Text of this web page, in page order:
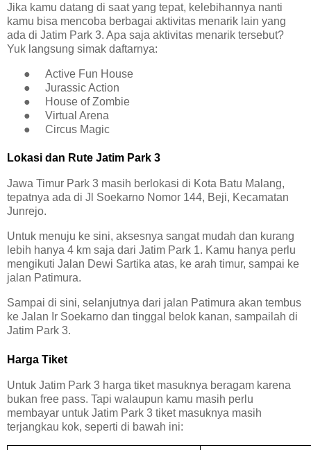
Jika kamu datang di saat yang tepat, kelebihannya nanti
kamu bisa mencoba berbagai aktivitas menarik lain yang
ada di Jatim Park 3. Apa saja aktivitas menarik tersebut?
Yuk langsung simak daftarnya:
●
Active Fun House
●
Jurassic Action
●
House of Zombie
●
Virtual Arena
●
Circus Magic
Lokasi dan Rute Jatim Park 3
Jawa Timur Park 3 masih berlokasi di Kota Batu Malang,
tepatnya ada di Jl Soekarno Nomor 144, Beji, Kecamatan
Junrejo.
Untuk menuju ke sini, aksesnya sangat mudah dan kurang
lebih hanya 4 km saja dari Jatim Park 1. Kamu hanya perlu
mengikuti Jalan Dewi Sartika atas, ke arah timur, sampai ke
jalan Patimura.
Sampai di sini, selanjutnya dari jalan Patimura akan tembus
ke Jalan Ir Soekarno dan tinggal belok kanan, sampailah di
Jatim Park 3.
Harga Tiket
Untuk Jatim Park 3 harga tiket masuknya beragam karena
bukan free pass. Tapi walaupun kamu masih perlu
membayar untuk Jatim Park 3 tiket masuknya masih
terjangkau kok, seperti di bawah ini: